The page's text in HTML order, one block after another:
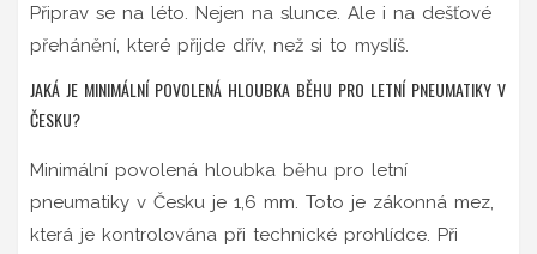
Připrav se na léto. Nejen na slunce. Ale i na dešťové
přehánění, které přijde dřív, než si to myslíš.
JAKÁ JE MINIMÁLNÍ POVOLENÁ HLOUBKA BĚHU PRO LETNÍ PNEUMATIKY V
ČESKU?
Minimální povolená hloubka běhu pro letní
pneumatiky v Česku je 1,6 mm. Toto je zákonná mez,
která je kontrolována při technické prohlídce. Při